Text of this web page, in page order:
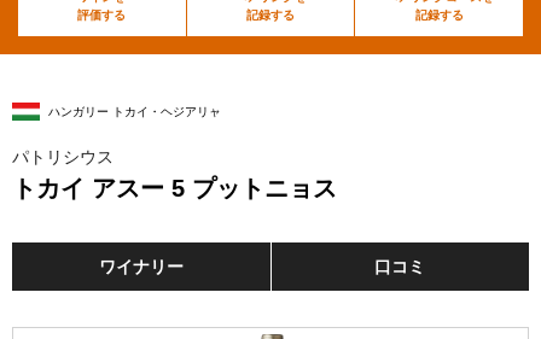
評価する
記録する
記録する
ハンガリー トカイ・ヘジアリャ
パトリシウス
トカイ アスー 5 プットニョス
ワイナリー 口コミ